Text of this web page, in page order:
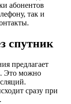
абонентов
так и
спутник
предлагает
Это можно
сразу при